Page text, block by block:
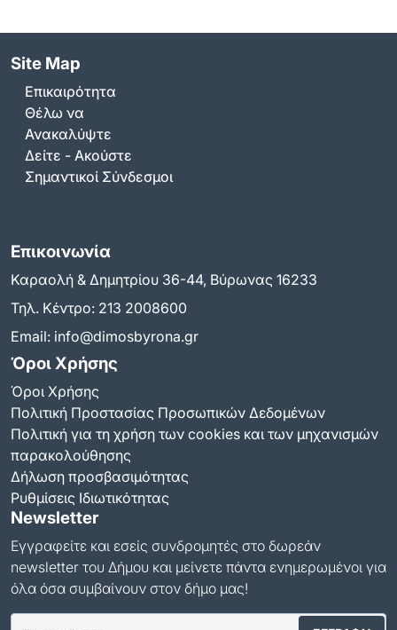
Site Map
Επικαιρότητα
Θέλω να
Ανακαλύψτε
Δείτε - Ακούστε
Σημαντικοί Σύνδεσμοι
Επικοινωνία
Καραολή & Δημητρίου 36-44, Βύρωνας 16233
Τηλ. Κέντρο: 213 2008600
Email: info@dimosbyrona.gr
Όροι Χρήσης
Όροι Χρήσης
Πολιτική Προστασίας Προσωπικών Δεδομένων
Πολιτική για τη χρήση των cookies και των μηχανισμών
παρακολούθησης
Δήλωση προσβασιμότητας
Ρυθμίσεις Ιδιωτικότητας
Newsletter
Εγγραφείτε και εσείς συνδρομητές στο δωρεάν
newsletter του Δήμου και μείνετε πάντα ενημερωμένοι για
όλα όσα συμβαίνουν στον δήμο μας!